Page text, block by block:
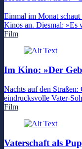
Einmal im Monat schaut
Kinos an. Diesmal: »Es
Film
Im Kino: »Der
Nachts auf den
eindrucksvolle Vater-
Film
Vaterschaft als